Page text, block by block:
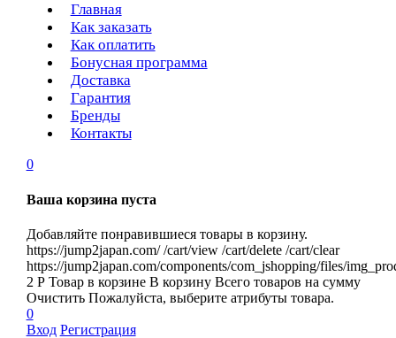
Главная
Как заказать
Как оплатить
Бонусная программа
Доставка
Гарантия
Бренды
Контакты
0
Ваша корзина пуста
Добавляйте понравившиеся товары в корзину.
https://jump2japan.com/ /cart/view /cart/delete /cart/clear
https://jump2japan.com/components/com_jshopping/files/
2 Р Товар в корзине В корзину Всего товаров на сумму
Очистить Пожалуйста, выберите атрибуты товара.
0
Вход Регистрация